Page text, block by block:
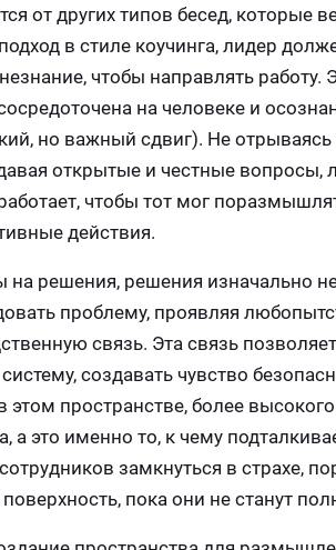
от других типов бесед, которые
в стиле коучинга, лидер
чтобы направлять работу.
на человеке и
но важный сдвиг). Не отрываясь
открытые и честные вопросы,
чтобы тот мог
действия.
на решения, решения изначально
проблему, проявляя
связь. Эта связь
создавать чувство
пространстве, более
а это именно то, к чему
замкнуться в страхе,
пока они не станут